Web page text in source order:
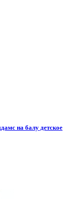
на балу детское